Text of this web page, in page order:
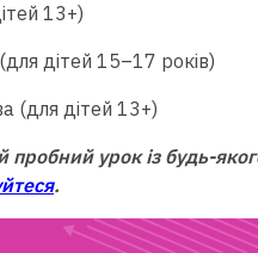
13+)
дітей 15–17 років)
(для дітей 13+)
пробний урок із будь-
.